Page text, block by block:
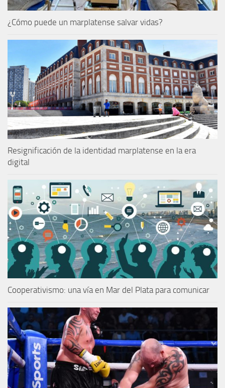
¿Cómo puede un marplatense salvar vidas?
Resignificación de la identidad marplatense en la era
digital
Cooperativismo: una vía en Mar del Plata para comunicar